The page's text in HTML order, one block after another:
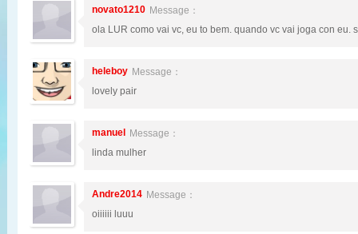
novato1210 Message：
ola LUR como vai vc, eu to bem. quando vc vai joga con eu.
heleboy Message：
lovely pair
manuel
Message：
linda mulher
Andre2014 Message：
oiiiiii luuu